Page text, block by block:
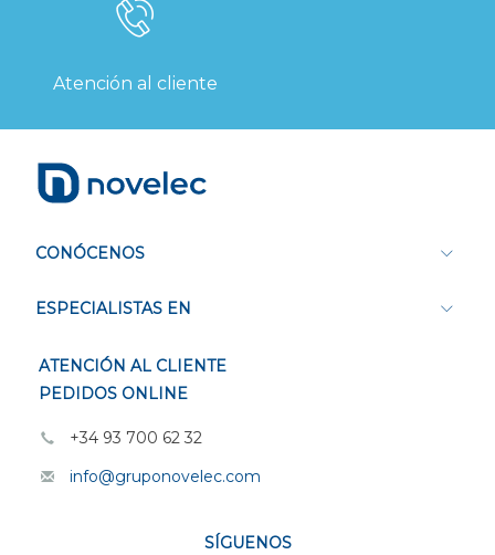
Atención al cliente
CONÓCENOS
ESPECIALISTAS EN
ATENCIÓN AL CLIENTE
PEDIDOS ONLINE
+34 93 700 62 32
info@gruponovelec.com
SÍGUENOS